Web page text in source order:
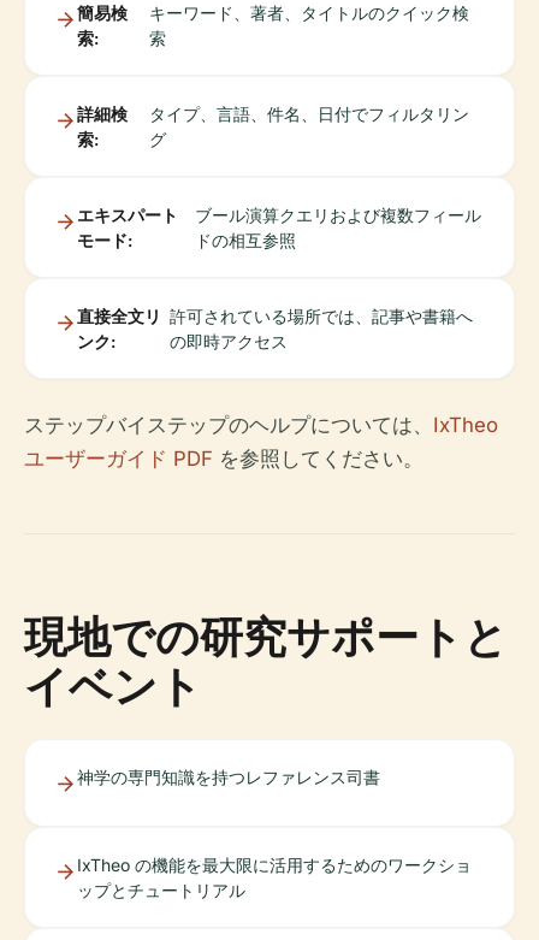
簡易検
索:
キーワード、著者、タイトルのクイック検
索
詳細検
索:
タイプ、言語、件名、日付でフィルタリン
グ
エキスパート
モード:
ブール演算クエリおよび複数フィール
ドの相互参照
直接全文リ
ンク:
許可されている場所では、記事や書籍へ
の即時アクセス
ステップバイステップのヘルプについては、 IxTheo
ユーザーガイド PDF を参照してください。
現地での研究サポートと
イベント
神学の専門知識を持つレファレンス司書
IxTheo の機能を最大限に活用するためのワークショ
ップとチュートリアル